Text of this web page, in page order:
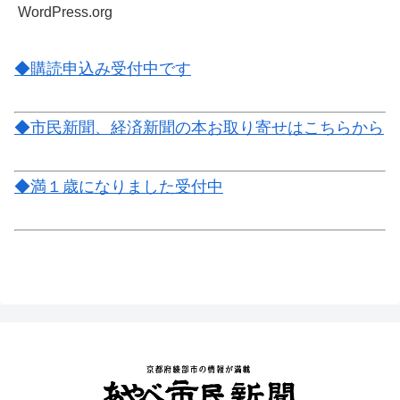
WordPress.org
◆購読申込み受付中です
◆市民新聞、経済新聞の本お取り寄せはこちらから
◆満１歳になりました受付中